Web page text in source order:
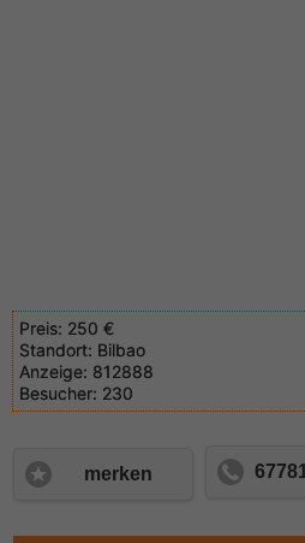
Preis: 250 €
Standort: Bilbao
Anzeige: 812888
Besucher: 230
merken